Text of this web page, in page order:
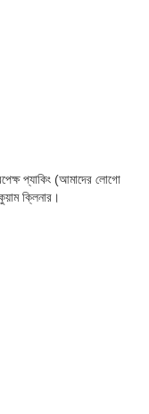
প্যাকিং (আমাদের লোগো
ক্লিনার।